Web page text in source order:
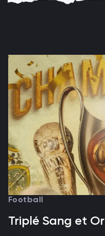
Football
Triplé Sang et Or